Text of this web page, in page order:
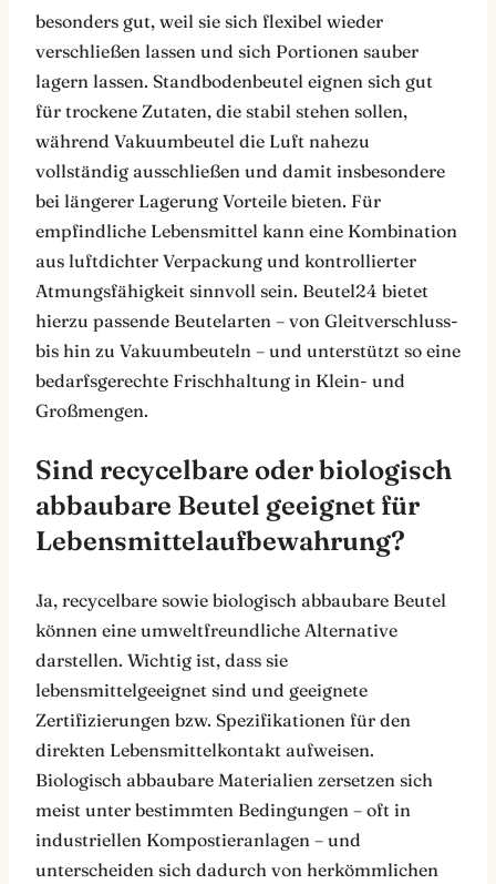
besonders gut, weil sie sich flexibel wieder
verschließen lassen und sich Portionen sauber
lagern lassen. Standbodenbeutel eignen sich gut
für trockene Zutaten, die stabil stehen sollen,
während Vakuumbeutel die Luft nahezu
vollständig ausschließen und damit insbesondere
bei längerer Lagerung Vorteile bieten. Für
empfindliche Lebensmittel kann eine Kombination
aus luftdichter Verpackung und kontrollierter
Atmungsfähigkeit sinnvoll sein. Beutel24 bietet
hierzu passende Beutelarten – von Gleitverschluss-
bis hin zu Vakuumbeuteln – und unterstützt so eine
bedarfsgerechte Frischhaltung in Klein- und
Großmengen.
Sind recycelbare oder biologisch
abbaubare Beutel geeignet für
Lebensmittelaufbewahrung?
Ja, recycelbare sowie biologisch abbaubare Beutel
können eine umweltfreundliche Alternative
darstellen. Wichtig ist, dass sie
lebensmittelgeeignet sind und geeignete
Zertifizierungen bzw. Spezifikationen für den
direkten Lebensmittelkontakt aufweisen.
Biologisch abbaubare Materialien zersetzen sich
meist unter bestimmten Bedingungen – oft in
industriellen Kompostieranlagen – und
unterscheiden sich dadurch von herkömmlichen